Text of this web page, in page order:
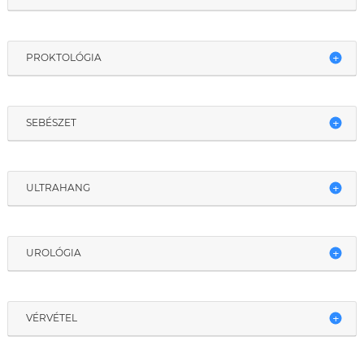
PROKTOLÓGIA
SEBÉSZET
ULTRAHANG
UROLÓGIA
VÉRVÉTEL